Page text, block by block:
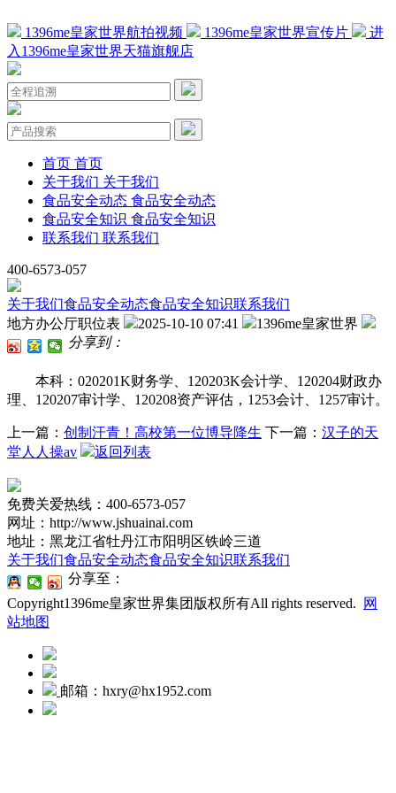
1396me皇家世界航拍视频 1396me皇家世界宣传片
进
入1396me皇家世界天猫旗舰店
首页 首页
关于我们 关于我们
食品安全动态 食品安全动态
食品安全知识 食品安全知识
联系我们 联系我们
400-6573-057
关于我们食品安全动态食品安全知识联系我们
地方办公厅职位表
2025-10-10 07:41
1396me皇家世界
分享到：
本科：020201K财务学、120203K会计学、120204财政办
理、120207审计学、120208资产评估，1253会计、1257审计。
上一篇： 创制汗青！高校第一位博导降生 下一篇： 汉子的天
堂人人操av
返回列表
免费关爱热线：400-6573-057
网址：http://www.jshuainai.com
地址：黑龙江省牡丹江市阳明区铁岭三道
关于我们食品安全动态食品安全知识联系我们
分享至：
Copyright1396me皇家世界集团版权所有All rights reserved.
网
站地图
邮箱：hxry@hx1952.com